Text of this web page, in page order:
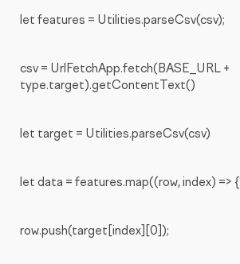
let features = Utilities.parseCsv(csv);
csv = UrlFetchApp.fetch(BASE_URL +
type.target).getContentText()
let target = Utilities.parseCsv(csv)
let data = features.map((row, index) => {
row.push(target[index][0]);